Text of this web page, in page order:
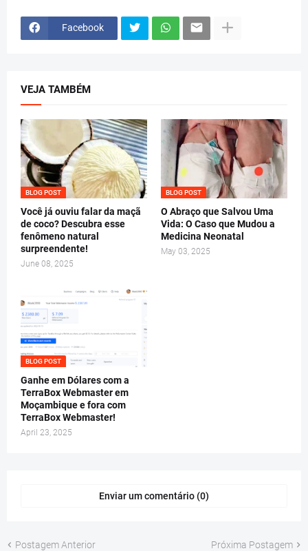
Facebook
VEJA TAMBÉM
BLOG POST
Você já ouviu falar da maçã
de coco? Descubra esse
fenômeno natural
surpreendente!
June 08, 2025
BLOG POST
O Abraço que Salvou Uma
Vida: O Caso que Mudou a
Medicina Neonatal
May 03, 2025
BLOG POST
Ganhe em Dólares com a
TerraBox Webmaster em
Moçambique e fora com
TerraBox Webmaster!
April 23, 2025
Enviar um comentário (0)
Postagem Anterior Próxima Postagem